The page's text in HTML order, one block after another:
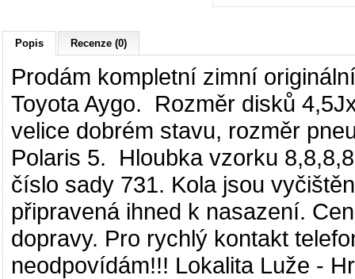
Popis Recenze (0)
Prodám kompletní zimní
Toyota Aygo. Rozměr disků
velice dobrém stavu, rozměr
Polaris 5.
Hloubka vzorku
číslo sady 731. Kola jsou
připravená ihned k nasazení.
dopravy. Pro rychlý kontakt
neodpovídám!!! Lokalita Luže -